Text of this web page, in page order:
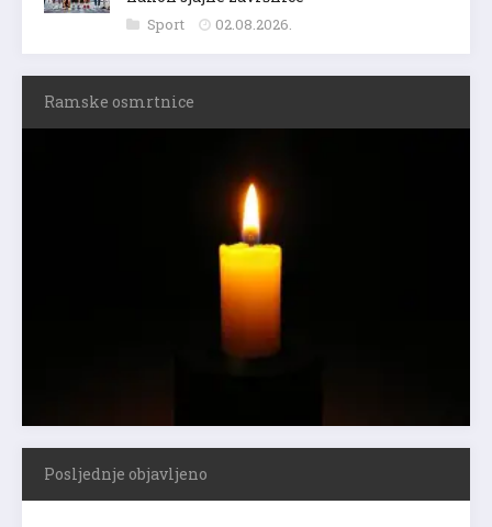
Sport 02.08.2026.
Ramske osmrtnice
Posljednje objavljeno